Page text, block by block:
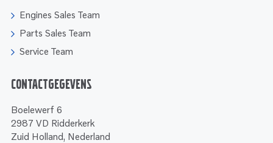
Engines Sales Team
Parts Sales Team
Service Team
Contactgegevens
Boelewerf 6
2987 VD Ridderkerk
Zuid Holland, Nederland